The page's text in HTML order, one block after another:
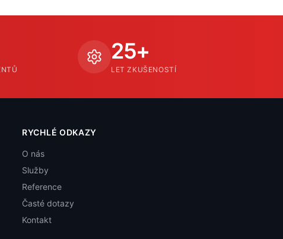
25+
LET ZKUŠENOSTÍ
RYCHLÉ ODKAZY
O nás
Služby
Reference
Časté dotazy
Kontakt